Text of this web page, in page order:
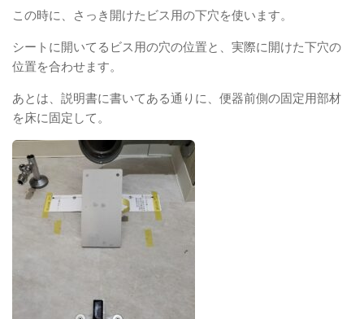
この時に、さっき開けたビス用の下穴を使います。
シートに開いてるビス用の穴の位置と、実際に開けた下穴の
位置を合わせます。
あとは、説明書に書いてある通りに、便器前側の固定用部材
を床に固定して。